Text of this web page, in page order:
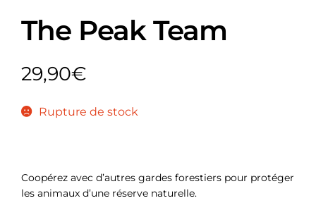
The Peak Team
29,90€
Rupture de stock
Coopérez avec d’autres gardes forestiers pour protéger
les animaux d’une réserve naturelle.